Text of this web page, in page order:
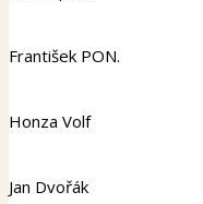
František PON.
Honza Volf
Jan Dvořák